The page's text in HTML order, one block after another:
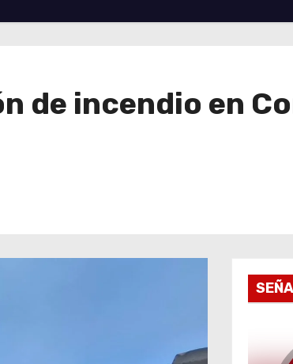
de incendio en